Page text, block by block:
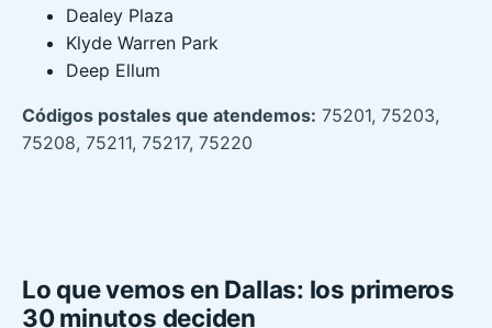
Dealey Plaza
Klyde Warren Park
Deep Ellum
Códigos postales que atendemos: 75201, 75203,
75208, 75211, 75217, 75220
Lo que vemos en Dallas: los primeros
30 minutos deciden